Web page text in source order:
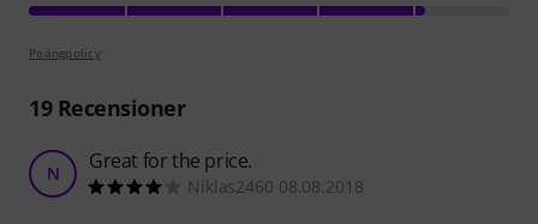
Poängpolicy
19Recensioner
N Great for the price.
Niklas2460 08.08.2018